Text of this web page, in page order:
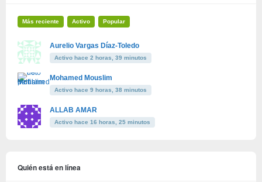
Más reciente Activo Popular
Aurelio Vargas Díaz-Toledo
Activo hace 2 horas, 39 minutos
Mohamed Mouslim
Activo hace 9 horas, 38 minutos
ALLAB AMAR
Activo hace 16 horas, 25 minutos
Quién está en línea